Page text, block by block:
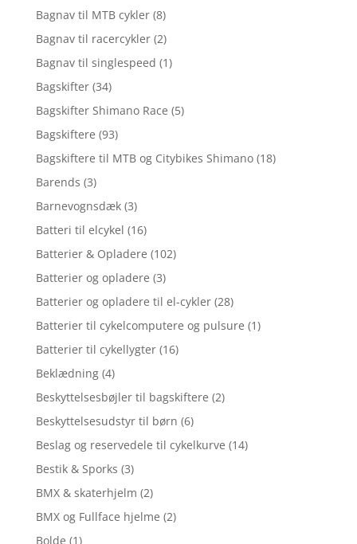
Bagnav til MTB cykler (8)
Bagnav til racercykler (2)
Bagnav til singlespeed (1)
Bagskifter (34)
Bagskifter Shimano Race (5)
Bagskiftere (93)
Bagskiftere til MTB og Citybikes Shimano (18)
Barends (3)
Barnevognsdæk (3)
Batteri til elcykel (16)
Batterier & Opladere (102)
Batterier og opladere (3)
Batterier og opladere til el-cykler (28)
Batterier til cykelcomputere og pulsure (1)
Batterier til cykellygter (16)
Beklædning (4)
Beskyttelsesbøjler til bagskiftere (2)
Beskyttelsesudstyr til børn (6)
Beslag og reservedele til cykelkurve (14)
Bestik & Sporks (3)
BMX & skaterhjelm (2)
BMX og Fullface hjelme (2)
Bolde (1)